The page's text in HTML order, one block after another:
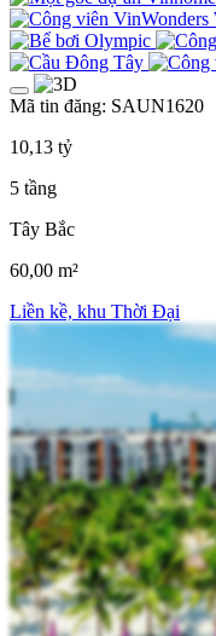
Mã tin đăng: SAUN1620
10,13 tỷ
5 tầng
Tây Bắc
60,00 m²
Liền kề, khu Thời Đại